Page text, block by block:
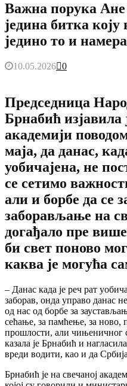
Важна порука
једина битка
једино то и
10.05.2026 0
Председница
Брнабић изјавила
академији
маја, да данас,
уобичајена, не
се сетимо
али и борбе да се
заборављање на
догађало пре
би свет поново
каква је могућа
– Данас када је реч рат
заборав, онда управо данас
од нас од борбе за
сећање, за памћење, за ново,
прошлости, али чињеничног
казала је Брнабић и
вреди водити, као и да
Брнабић је на свечаној